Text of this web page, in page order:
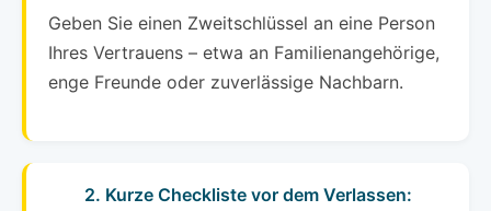
Geben Sie einen Zweitschlüssel an eine Person
Ihres Vertrauens – etwa an Familienangehörige,
enge Freunde oder zuverlässige Nachbarn.
2. Kurze Checkliste vor dem Verlassen: